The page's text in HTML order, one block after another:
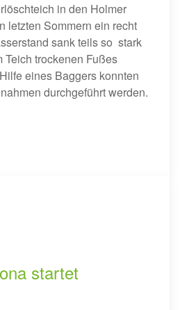
in den Holmer
letzten Sommern ein recht
sank teils so stark
trockenen Fußes
eines Baggers konnten
durchgeführt werden.
startet